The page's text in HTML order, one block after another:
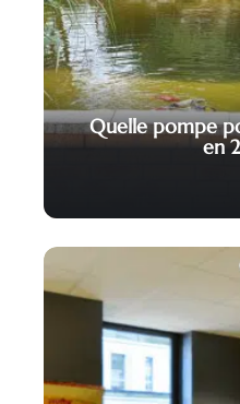
Quelle pompe
en